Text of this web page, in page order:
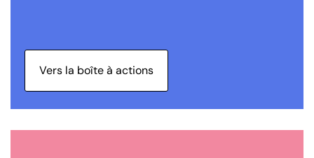
Vers la boîte à actions